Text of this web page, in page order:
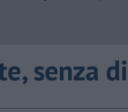
senza